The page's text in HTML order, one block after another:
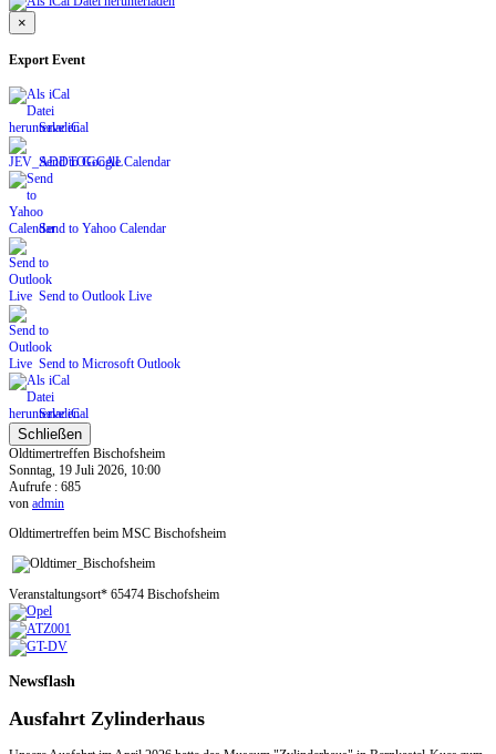
×
Export Event
Save iCal
Send to Google Calendar
Send to Yahoo Calendar
Send to Outlook Live
Send to Microsoft Outlook
Save iCal
Schließen
Oldtimertreffen Bischofsheim
Sonntag, 19 Juli 2026, 10:00
Aufrufe : 685
von admin
Oldtimertreffen beim MSC Bischofsheim
Veranstaltungsort* 65474 Bischofsheim
Newsflash
Ausfahrt Zylinderhaus